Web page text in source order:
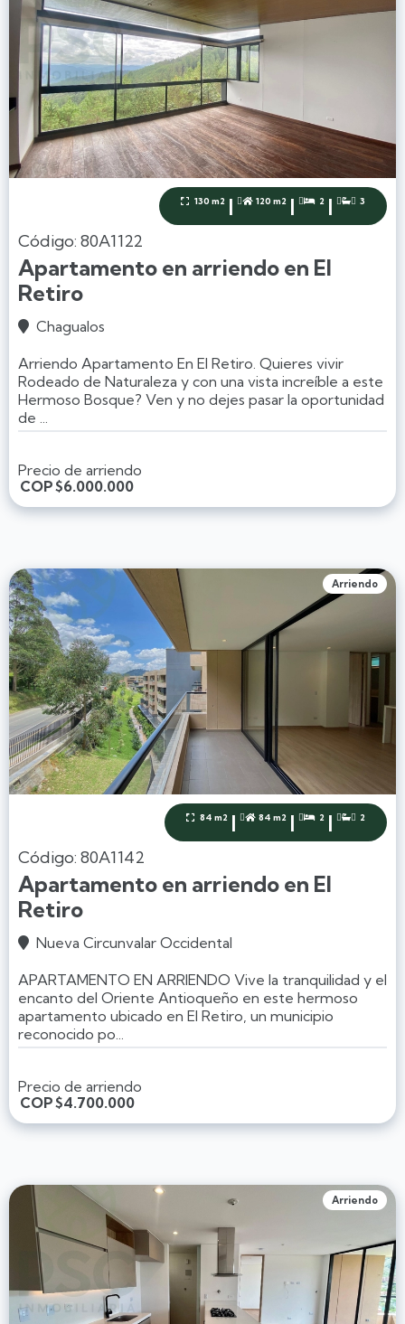
 130 m2 |  120 m2 |  2 |  3
Código: 80A1122
Apartamento en arriendo en El
Retiro
 Chagualos
Arriendo Apartamento En El Retiro. Quieres vivir
Rodeado de Naturaleza y con una vista increíble a este
Hermoso Bosque? Ven y no dejes pasar la oportunidad
de ...
Precio de arriendo
COP$6.000.000
Arriendo
 84 m2 |  84 m2 |  2 |  2
Código: 80A1142
Apartamento en arriendo en El
Retiro
 Nueva Circunvalar Occidental
APARTAMENTO EN ARRIENDO Vive la tranquilidad y el
encanto del Oriente Antioqueño en este hermoso
apartamento ubicado en El Retiro, un municipio
reconocido po...
Precio de arriendo
COP$4.700.000
Arriendo